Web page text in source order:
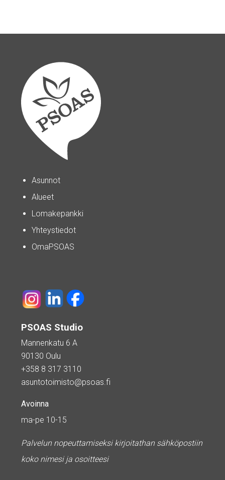
Asunnot
Alueet
Lomakepankki
Yhteystiedot
OmaPSOAS
PSOAS Studio
Mannenkatu 6 A
90130 Oulu
+358 8 317 3110
asuntotoimisto@psoas.fi
Avoinna
ma-pe 10-15
Palvelun nopeuttamiseksi kirjoitathan sähköpostiin
koko nimesi ja osoitteesi